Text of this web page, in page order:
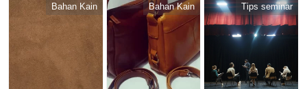
Bahan Kain Bahan Kain Tips seminar